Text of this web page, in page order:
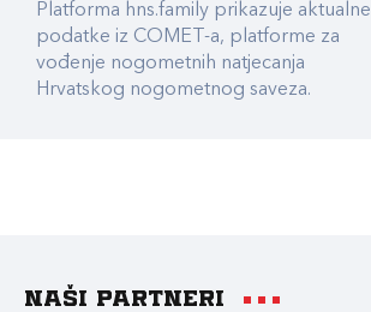
Platforma hns.family prikazuje aktualne
podatke iz COMET-a, platforme za
vođenje nogometnih natjecanja
Hrvatskog nogometnog saveza.
Naši partneri